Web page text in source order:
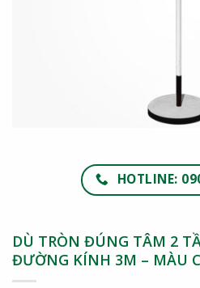
HOTLINE:
DÙ TRÒN ĐÚNG TÂM 2
ĐƯỜNG KÍNH 3M – MÀU